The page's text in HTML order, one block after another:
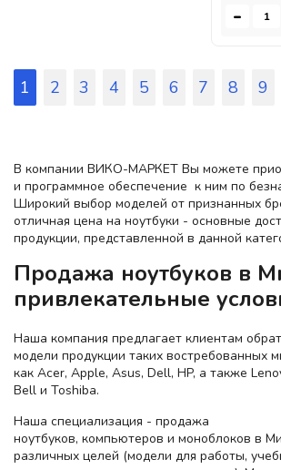
-
1 2 3 4 5 6 7 8 9
В компании ВИКО-МАРКЕТ Вы можете
и программное обеспечение к ним по
Широкий выбор моделей от признанных
отличная цена на ноутбуки - основные
продукции, представленной в данной
Продажа ноутбуков в
привлекательные
Наша компания предлагает клиентам
модели продукции таких востребованных
как Acer, Apple, Asus, Dell, HP, а также
Bell и Toshiba.
Наша специализация - продажа
ноутбуков, компьютеров и моноблоков в
различных целей (модели для работы,